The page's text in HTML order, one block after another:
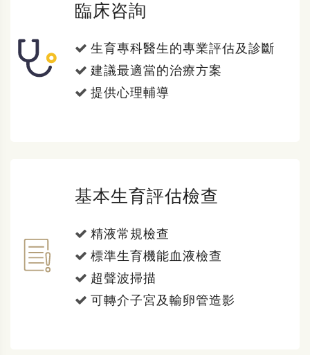
臨床咨詢
生育專科醫生的專業評估及診斷
建議最適當的治療方案
提供心理輔導
基本生育評估檢查
精液常規檢查
標準生育機能血液檢查
超聲波掃描
可轉介子宮及輸卵管造影